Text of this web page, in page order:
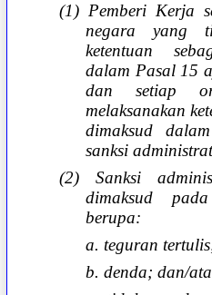
(1) Pemberi Kerja
negara yang
ketentuan
dalam Pasal 15
dan setiap
melaksanakan
dimaksud
sanksi
(2) Sanksi
dimaksud
berupa:
a. teguran
b. denda; dan/